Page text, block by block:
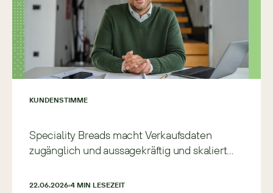
KUNDENSTIMME
Speciality Breads macht Verkaufsdaten
zugänglich und aussagekräftig und skaliert
22.06.2026 4 MIN LESEZEIT